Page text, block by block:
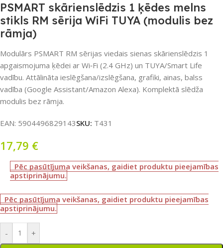
PSMART skārienslēdzis 1 ķēdes melns
stikls RM sērija WiFi TUYA (modulis bez
rāmja)
Modulārs PSMART RM sērijas viedais sienas skārienslēdzis 1
apgaismojuma ķēdei ar Wi‑Fi (2.4 GHz) un TUYA/Smart Life
vadību. Attālināta ieslēgšana/izslēgšana, grafiki, ainas, balss
vadība (Google Assistant/Amazon Alexa). Komplektā slēdža
modulis bez rāmja.
EAN: 5904496829143SKU: T431
17,79 €
Pēc pasūtījuma veikšanas, gaidiet produktu pieejamības
apstiprinājumu.
Pēc pasūtījuma veikšanas, gaidiet produktu pieejamības
apstiprinājumu.
- +